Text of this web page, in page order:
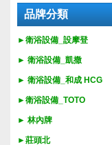
品牌分類
►衛浴設備_設摩登
► 衛浴設備_ 凱撒
► 衛浴設備_ 和成 HCG
►衛浴設備_ TOTO
► 林內牌
►莊頭北